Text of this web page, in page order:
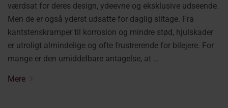
værdsat for deres design, ydeevne og eksklusive udseende.
Men de er også yderst udsatte for daglig slitage. Fra
kantstenskramper til korrosion og mindre stød, hjulskader
er utroligt almindelige og ofte frustrerende for bilejere. For
mange er den umiddelbare antagelse, at …
Mere